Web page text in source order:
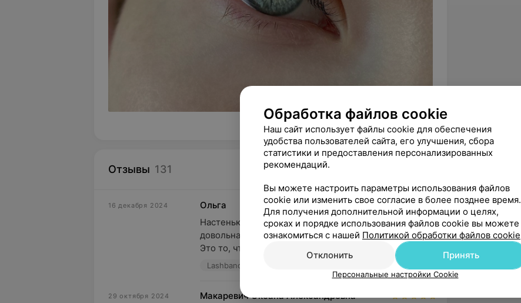
Отзывы 131 5.0 Lashband, ул. Притыцкого, 75
16 декабря 2024
Ольга
Настенька, давно у вас не была и осталась очень
довольна вашей работой. Реснички выглядят как свои.
Это то, что мне и на...
Lashband, ул. Притыцкого, 75 Источник Yclients
29 октября 2024
Макаревич Оксана Александровна
Обработка файлов cookie
Наш сайт использует файлы cookie для обеспечения
удобства пользователей сайта, его улучшения, сбора
статистики и предоставления персонализированных
рекомендаций.
Вы можете настроить параметры использования файлов
cookie или изменить свое согласие в более позднее время.
Для получения дополнительной информации о целях,
сроках и порядке использования файлов cookie вы можете
ознакомиться с нашей Политикой обработки файлов cookie
Отклонить
Принять
Персональные настройки Cookie